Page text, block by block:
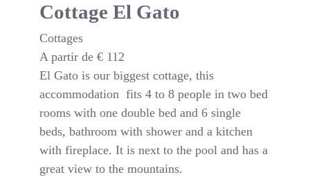
Cottage El Gato
Cottages
A partir de€ 112
El Gato is our biggest cottage, this
accommodation fits 4 to 8 people in two bed
rooms with one double bed and 6 single
beds, bathroom with shower and a kitchen
with fireplace. It is next to the pool and has a
great view to the mountains.